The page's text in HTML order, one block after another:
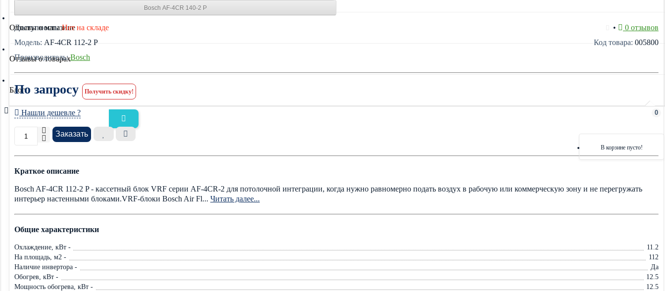
Отзывы о магазине
Отзывы о товарах
Блог
0
В корзине пусто!
Bosch AF-4CR 140-2 P
Доступность: Нет на складе •
0 отзывов
Модель: AF-4CR 112-2 P Код товара: 005800
Производитель: Bosch
По запросу Получить скидку!
Нашли дешевле ?
Заказать
Краткое описание
Bosch AF-4CR 112-2 P - кассетный блок VRF серии AF-4CR-2 для потолочной интеграции, когда нужно равномерно подать воздух в рабочую или коммерческую зону и не перегружать
интерьер настенными блоками.VRF-блоки Bosch Air Fl... Читать далее...
Общие характеристики
Охлаждение, кВт -
11.2
На площадь, м2 -
112
Наличие инвертора -
Да
Обогрев, кВт -
12.5
Мощность обогрева, кВт -
12.5